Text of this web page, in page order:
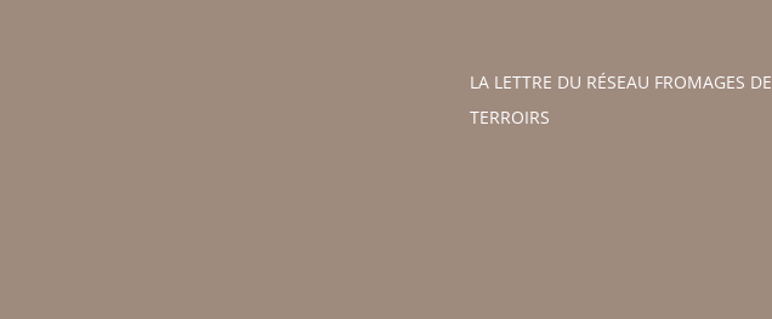
LA LETTRE DU RÉSEAU FROMAGES DE
TERROIRS